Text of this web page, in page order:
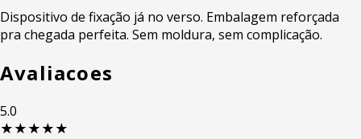
Dispositivo de fixação já no verso. Embalagem reforçada
pra chegada perfeita. Sem moldura, sem complicação.
Avaliacoes
5.0
★★★★★